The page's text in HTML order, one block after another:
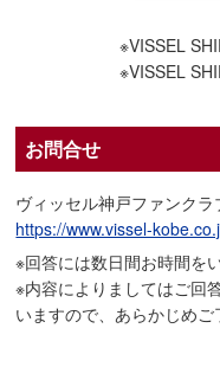
※VISSEL
※VISSEL
お問合せ
ヴィッセル神戸ファンクラ
https://www.vissel-
※回答には数日間お時間を
※内容によりましてはご回
いますので、あらかじめご